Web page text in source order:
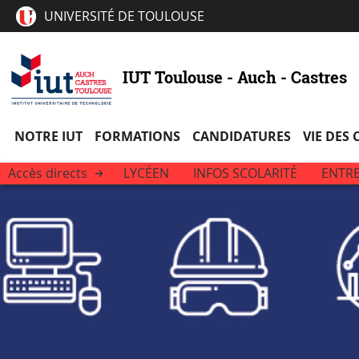
UNIVERSITÉ DE TOULOUSE
IUT Toulouse - Auch - Castres
NOTRE IUT FORMATIONS CANDIDATURES VIE DES
Accès directs LYCÉEN INFOS SCOLARITÉ